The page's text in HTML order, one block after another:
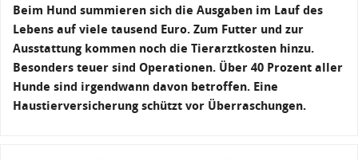
Beim Hund summieren sich die Ausgaben im Lauf des
Lebens auf viele tausend Euro. Zum Futter und zur
Ausstattung kommen noch die Tierarztkosten hinzu.
Besonders teuer sind Operationen. Über 40 Prozent aller
Hunde sind irgendwann davon betroffen. Eine
Haustierversicherung schützt vor Überraschungen.